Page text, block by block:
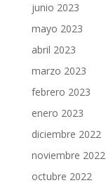
junio 2023
mayo 2023
abril 2023
marzo 2023
febrero 2023
enero 2023
diciembre 2022
noviembre 2022
octubre 2022